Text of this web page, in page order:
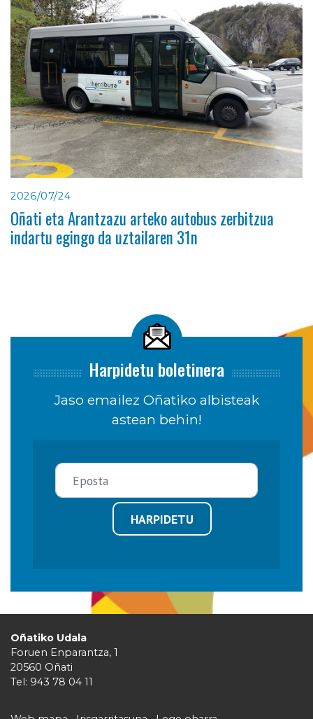
2026/07/24
Oñati eta Arantzazu arteko autobus zerbitzua
indartu egingo da uztailaren 31n
Harpidetu boletinera
Jaso emailez Oñatiko albisteak
astean behin!
HARPIDETU
Oñatiko Udala
Foruen Enparantza, 1
20560 Oñati
Tel: 943 78 04 11